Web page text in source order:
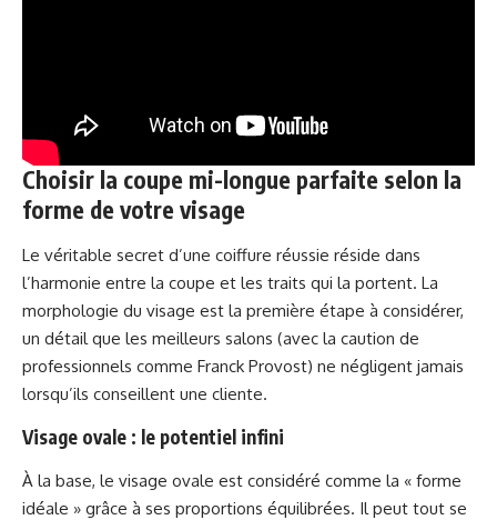
Choisir la coupe mi-longue parfaite selon la
forme de votre visage
Le véritable secret d’une coiffure réussie réside dans
l’harmonie entre la coupe et les traits qui la portent. La
morphologie du visage est la première étape à considérer,
un détail que les meilleurs salons (avec la caution de
professionnels comme Franck Provost) ne négligent jamais
lorsqu’ils conseillent une cliente.
Visage ovale : le potentiel infini
À la base, le visage ovale est considéré comme la « forme
idéale » grâce à ses proportions équilibrées. Il peut tout se